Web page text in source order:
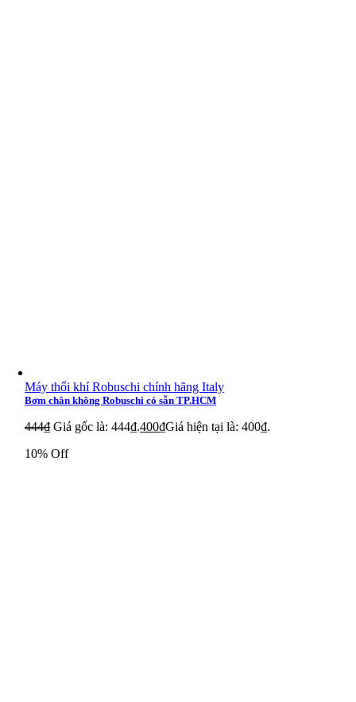
Máy thổi khí Robuschi chính hãng Italy
Bơm chân không Robuschi có sẵn TP.HCM
444₫ Giá gốc là: 444₫.400₫Giá hiện tại là: 400₫.
10% Off